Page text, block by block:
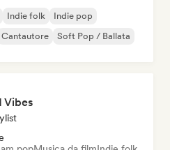
Indie folk
Indie pop
Cantautore Soft Pop / Ballata
Vibes